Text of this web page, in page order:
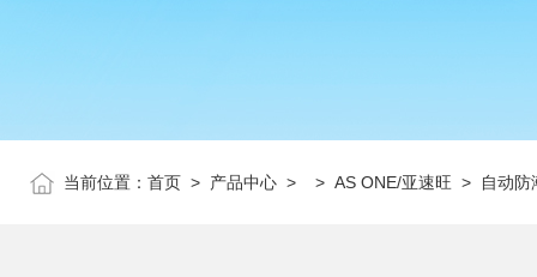
当前位置： 首页 > 产品中心 > > AS ONE/亚速旺 > 自动防